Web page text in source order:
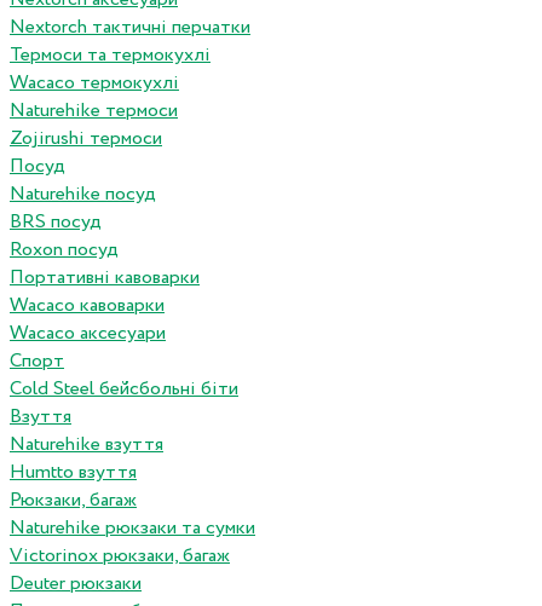
Nextorch тактичні перчатки
Термоси та термокухлі
Wacaco термокухлі
Naturehike термоси
Zojirushi термоси
Посуд
Naturehike посуд
BRS посуд
Roxon посуд
Портативні кавоварки
Wacaco кавоварки
Wacaco аксесуари
Спорт
Cold Steel бейсбольні біти
Взуття
Naturehike взуття
Humtto взуття
Рюкзаки, багаж
Naturehike рюкзаки та сумки
Victorinox рюкзаки, багаж
Deuter рюкзаки